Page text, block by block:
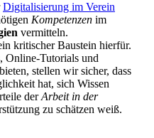
Digitalisierung im Verein
Kompetenzen im
vermitteln.
kritischer Baustein hierfür.
Online-Tutorials und
stellen wir sicher, dass
hat, sich Wissen
derArbeit in der
zu schätzen weiß.